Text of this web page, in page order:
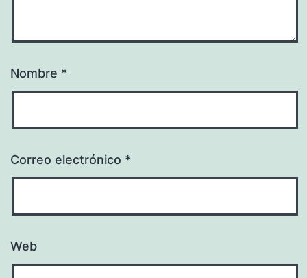
Nombre *
Correo electrónico *
Web